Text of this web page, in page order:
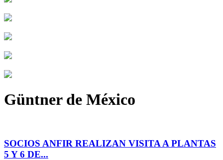
Güntner de México
SOCIOS ANFIR REALIZAN VISITA A PLANTAS
5 Y 6 DE...